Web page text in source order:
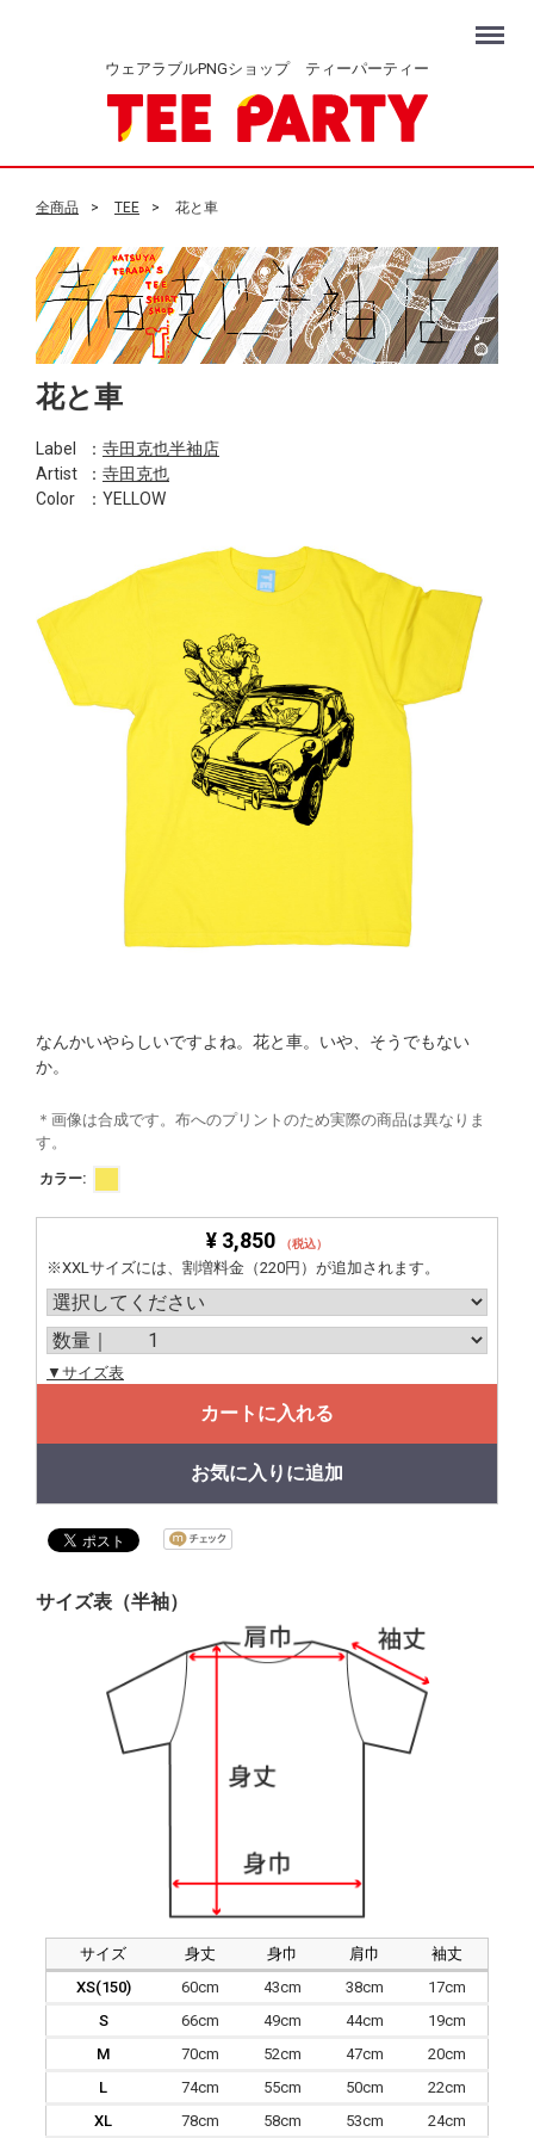
ウェアラブルPNGショップ ティーパーティー
Menu
全商品 TEE 花と車
花と車
Label ： 寺田克也半袖店
Artist
： 寺田克也
Color
：YELLOW
なんかいやらしいですよね。花と車。いや、そうでもない
か。
＊画像は合成です。布へのプリントのため実際の商品は異なりま
す。
カラー:
¥ 3,850 （税込）
※XXLサイズには、割増料金（220円）が追加されます。
▼サイズ表
カートに入れる
お気に入りに追加
サイズ表（半袖）
サイズ 身丈 身巾 肩巾
袖丈
XS(150)
60cm 43cm 38cm
17cm
S
66cm 49cm 44cm
19cm
M
70cm 52cm 47cm
20cm
L
74cm 55cm 50cm
22cm
XL
78cm 58cm 53cm 24cm